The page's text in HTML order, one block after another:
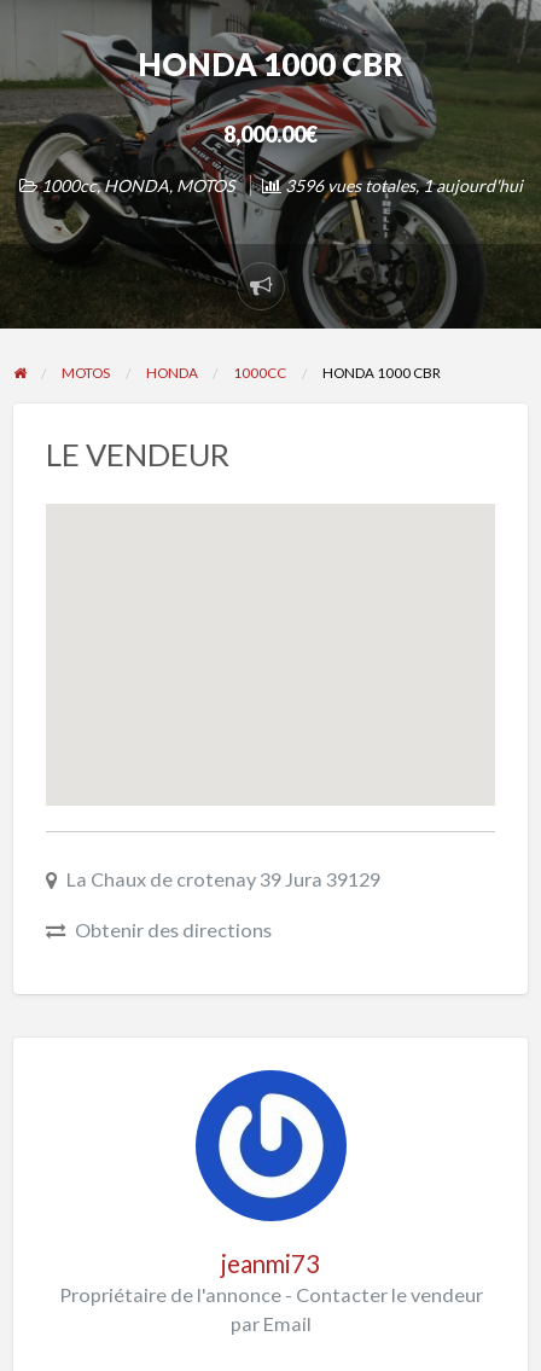
HONDA 1000 CBR
8,000.00€
1000cc,HONDA, MOTOS 3596 vues totales, 1 aujourd'hui
Signaler
un
problème
MOTOS HONDA 1000CC HONDA 1000 CBR
LE VENDEUR
La Chaux de crotenay 39 Jura 39129
Obtenir des directions
jeanmi73
Propriétaire de l'annonce - Contacter le vendeur
par Email